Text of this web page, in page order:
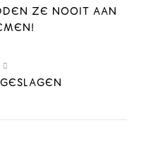
ZE NOOIT AAN